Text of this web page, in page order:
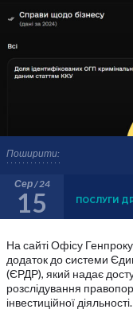
Поширити:
Сер / 24
15 ПОСЛУГИ
На сайті Офісу
додаток до системи
(ЄРДР), який надає
розслідування
інвестиційної діяльності.